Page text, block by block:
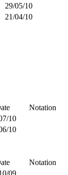
29/05/10
21/04/10
Notation
10
10
Notation
09